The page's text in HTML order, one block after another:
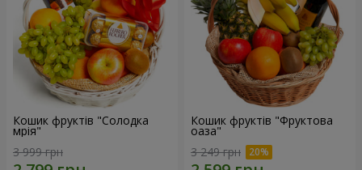
Кошик фруктів "Солодка
мрія"
3 999 грн
Кошик фруктів "Фруктова
оаза"
3 249 грн